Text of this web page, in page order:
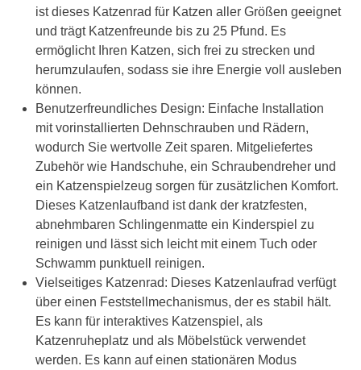
ist dieses Katzenrad für Katzen aller Größen geeignet
und trägt Katzenfreunde bis zu 25 Pfund. Es
ermöglicht Ihren Katzen, sich frei zu strecken und
herumzulaufen, sodass sie ihre Energie voll ausleben
können.
Benutzerfreundliches Design: Einfache Installation
mit vorinstallierten Dehnschrauben und Rädern,
wodurch Sie wertvolle Zeit sparen. Mitgeliefertes
Zubehör wie Handschuhe, ein Schraubendreher und
ein Katzenspielzeug sorgen für zusätzlichen Komfort.
Dieses Katzenlaufband ist dank der kratzfesten,
abnehmbaren Schlingenmatte ein Kinderspiel zu
reinigen und lässt sich leicht mit einem Tuch oder
Schwamm punktuell reinigen.
Vielseitiges Katzenrad: Dieses Katzenlaufrad verfügt
über einen Feststellmechanismus, der es stabil hält.
Es kann für interaktives Katzenspiel, als
Katzenruheplatz und als Möbelstück verwendet
werden. Es kann auf einen stationären Modus